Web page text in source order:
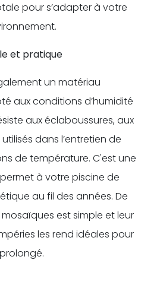
pour s’adapter à votre
et pratique
un matériau
aux conditions d’humidité
aux éclaboussures, aux
dans l’entretien de
de température. C'est une
à votre piscine de
au fil des années. De
est simple et leur
les rend idéales pour